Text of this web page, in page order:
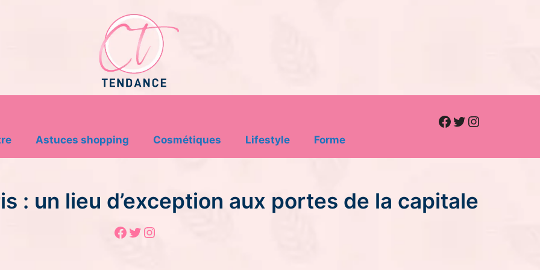
Astuces shopping Cosmétiques Lifestyle Forme
Facebook
Twitter
Instagram
: un lieu d’exception aux portes de la capitale
Facebook
Twitter
Instagram